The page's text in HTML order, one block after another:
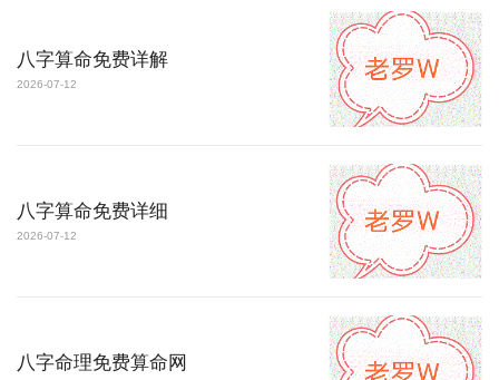
八字算命免费详解
2026-07-12
八字算命免费详细
2026-07-12
八字命理免费算命网